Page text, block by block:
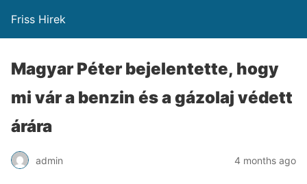
Friss Hirek
Magyar Péter bejelentette, hogy
mi vár a benzin és a gázolaj védett
árára
admin 4 months ago